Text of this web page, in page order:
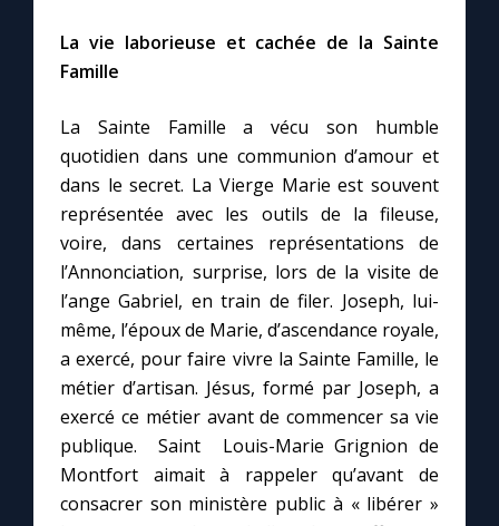
L'Évangile chaque jour
Marie qui défait les nœuds
Me consacrer à Jésus par Marie
Mes intentions de prière
Une Minute avec Marie
Une neuvaine
À la une
La vie laborieuse et cachée de la Sainte
Famille
La Sainte Famille a vécu son humble
quotidien dans une communion d’amour et
dans le secret. La Vierge Marie est souvent
représentée avec les outils de la fileuse,
voire, dans certaines représentations de
l’Annonciation, surprise, lors de la visite de
l’ange Gabriel, en train de filer. Joseph, lui-
même, l’époux de Marie, d’ascendance royale,
a exercé, pour faire vivre la Sainte Famille, le
métier d’artisan. Jésus, formé par Joseph, a
exercé ce métier avant de commencer sa vie
publique. Saint Louis-Marie Grignion de
Montfort aimait à rappeler qu’avant de
consacrer son ministère public à « libérer »